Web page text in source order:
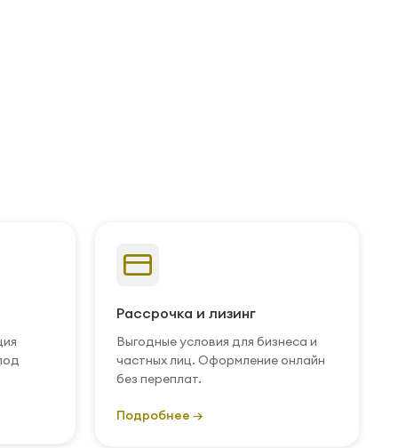
Рассрочка и лизинг
Выгодные условия для бизнеса и
частных лиц. Оформление онлайн
без переплат.
Подробнее →